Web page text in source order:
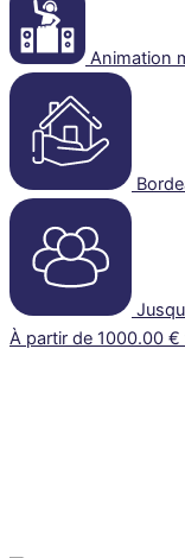
Animation
À partir de 1000.00 €